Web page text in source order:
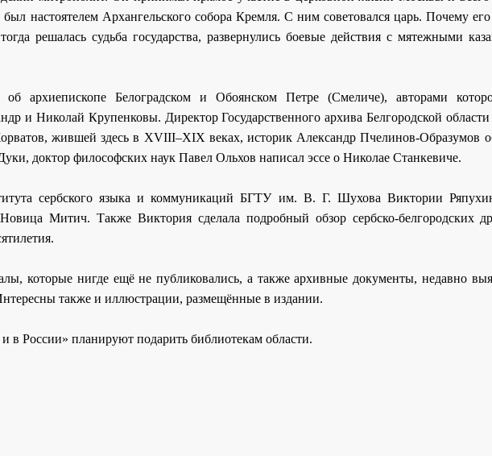
настоятелем Архангельского собора Кремля. С ним советовался царь. Почему
решалась судьба государства, развернулись боевые действия с мятежными
архиепископе Белоградском и Обоянском Петре (Смеличе), авторами
и Николай Крупенковы. Директор Государственного архива Белгородской
жившей здесь в XVIII–XIX веках, историк Александр Пчелинов-Образумов
доктор философских наук Павел Ольхов написал эссе о Николае Станкевиче.
сербского языка и коммуникаций БГТУ им. В. Г. Шухова Виктории
Митич. Также Виктория сделала подробный обзор сербско-белгородских
которые нигде ещё не публиковались, а также архивные документы, недавно
также и иллюстрации, размещённые в издании.
в России» планируют подарить библиотекам области.